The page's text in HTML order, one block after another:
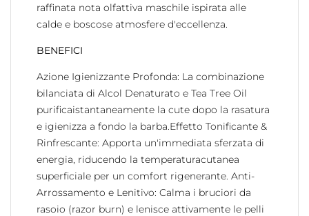
raffinata nota olfattiva maschile ispirata alle
calde e boscose atmosfere d'eccellenza.
BENEFICI
Azione Igienizzante Profonda: La combinazione
bilanciata di Alcol Denaturato e Tea Tree Oil
purificaistantaneamente la cute dopo la rasatura
e igienizza a fondo la barba.Effetto Tonificante &
Rinfrescante: Apporta un'immediata sferzata di
energia, riducendo la temperaturacutanea
superficiale per un comfort rigenerante. Anti-
Arrossamento e Lenitivo: Calma i bruciori da
rasoio (razor burn) e lenisce attivamente le pelli